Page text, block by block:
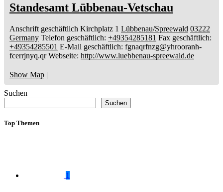
Standesamt Lübbenau-Vetschau
Anschrift geschäftlich Kirchplatz 1 Lübbenau/Spreewald 03222
Germany Telefon geschäftlich: +49354285181 Fax geschäftlich:
+49354285501 E-Mail geschäftlich: fgnaqrfnzg@yhrooranh-
fcerrjnyq.qr Webseite: http://www.luebbenau-spreewald.de
Show Map |
Suchen
Suchen
Top Themen
1